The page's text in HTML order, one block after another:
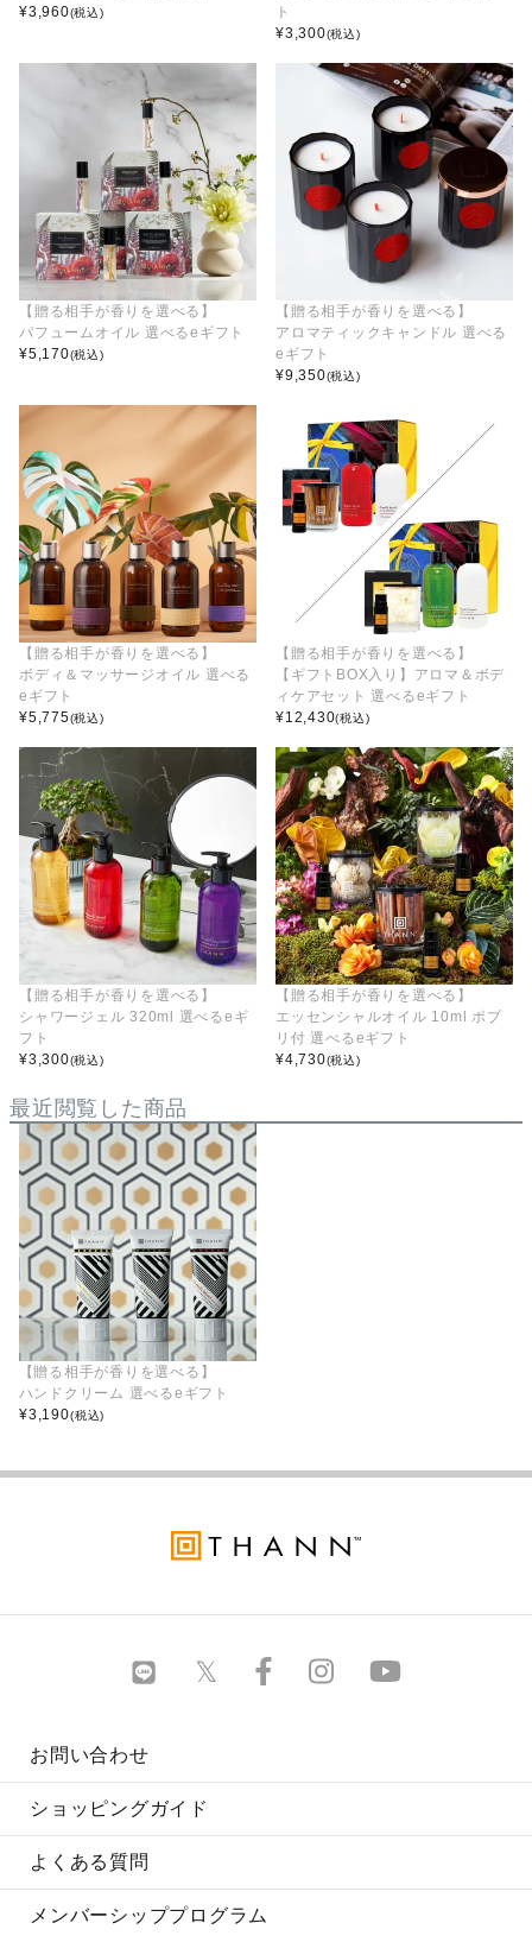
¥3,960(税込)
ト
¥3,300(税込)
【贈る相手が香りを選べる】
パフュームオイル 選べるeギフト
¥5,170(税込)
【贈る相手が香りを選べる】
アロマティックキャンドル 選べる
eギフト
¥9,350(税込)
【贈る相手が香りを選べる】
ボディ＆マッサージオイル 選べる
eギフト
¥5,775(税込)
【贈る相手が香りを選べる】
【ギフトBOX入り】アロマ＆ボデ
ィケアセット 選べるeギフト
¥12,430(税込)
【贈る相手が香りを選べる】
シャワージェル 320ml 選べるeギ
フト
¥3,300(税込)
【贈る相手が香りを選べる】
エッセンシャルオイル 10ml ポプ
リ付 選べるeギフト
¥4,730(税込)
最近閲覧した商品
【贈る相手が香りを選べる】
ハンドクリーム 選べるeギフト
¥3,190(税込)
お問い合わせ
ショッピングガイド
よくある質問
メンバーシッププログラム